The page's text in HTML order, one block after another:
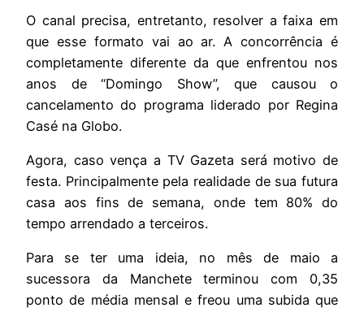
O canal precisa, entretanto, resolver a faixa em
que esse formato vai ao ar. A concorrência é
completamente diferente da que enfrentou nos
anos de “Domingo Show”, que causou o
cancelamento do programa liderado por Regina
Casé na Globo.
Agora, caso vença a TV Gazeta será motivo de
festa. Principalmente pela realidade de sua futura
casa aos fins de semana, onde tem 80% do
tempo arrendado a terceiros.
Para se ter uma ideia, no mês de maio a
sucessora da Manchete terminou com 0,35
ponto de média mensal e freou uma subida que